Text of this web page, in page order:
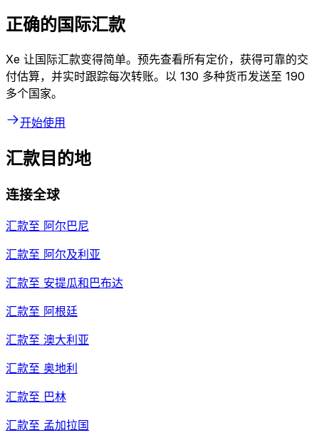
正确的国际汇款
Xe 让国际汇款变得简单。预先查看所有定价，获得可靠的交
付估算，并实时跟踪每次转账。以 130 多种货币发送至 190
多个国家。
开始使用
汇款目的地
连接全球
汇款至 阿尔巴尼
汇款至 阿尔及利亚
汇款至 安提瓜和巴布达
汇款至 阿根廷
汇款至 澳大利亚
汇款至 奥地利
汇款至 巴林
汇款至 孟加拉国